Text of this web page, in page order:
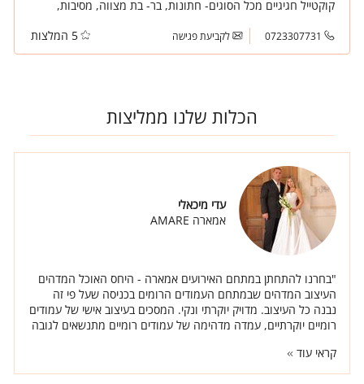
קוקטייל חגיגיים מכל הסוגים- חתונות, בר- בת מצווה, מסיבות,
0723307731 לקביעת פגישה 5 המלצות
הכלות שלנו ממליצות
עדי מיכאלי
אמארה AMARE
"בחרנו להתחתן במתחם האירועים אמארה - היחס האוכל המדהים
העיצוב המדהים שבמתחם העמודים הרומים בכניסה שעל פי זה
נבנה כל העיצוב. מדויק יוקרתי ונקי. המסכים בעיצוב אישי של עמודים
רומיים יוקרתיים, עמדה מדהימה של עמודים רומיים מתנשאים לגובה
אזולאי בנינו תפריט מיוחד עם סגנונות שונים של אוכל. העיצוב - יחד
עם אליק יצרנו אולם נקי יוקרתי עם פרחים ונרות, חופה רומית
קראי עוד